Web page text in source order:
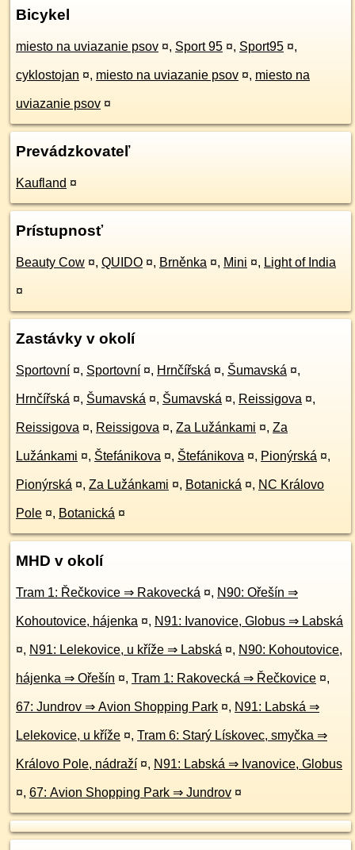
Bicykel
miesto na uviazanie psov ¤, Sport 95 ¤, Sport95 ¤,
cyklostojan ¤, miesto na uviazanie psov ¤, miesto na
uviazanie psov ¤
Prevádzkovateľ
Kaufland ¤
Prístupnosť
Beauty Cow ¤, QUIDO ¤, Brněnka ¤, Mini ¤, Light of India
¤
Zastávky v okolí
Sportovní ¤, Sportovní ¤, Hrnčířská ¤, Šumavská ¤,
Hrnčířská ¤, Šumavská ¤, Šumavská ¤, Reissigova ¤,
Reissigova ¤, Reissigova ¤, Za Lužánkami ¤, Za
Lužánkami ¤, Štefánikova ¤, Štefánikova ¤, Pionýrská ¤,
Pionýrská ¤, Za Lužánkami ¤, Botanická ¤, NC Královo
Pole ¤, Botanická ¤
MHD v okolí
Tram 1: Řečkovice ⇒ Rakovecká ¤, N90: Ořešín ⇒
Kohoutovice, hájenka ¤, N91: Ivanovice, Globus ⇒ Labská
¤, N91: Lelekovice, u kříže ⇒ Labská ¤, N90: Kohoutovice,
hájenka ⇒ Ořešín ¤, Tram 1: Rakovecká ⇒ Řečkovice ¤,
67: Jundrov ⇒ Avion Shopping Park ¤, N91: Labská ⇒
Lelekovice, u kříže ¤, Tram 6: Starý Lískovec, smyčka ⇒
Královo Pole, nádraží ¤, N91: Labská ⇒ Ivanovice, Globus
¤, 67: Avion Shopping Park ⇒ Jundrov ¤